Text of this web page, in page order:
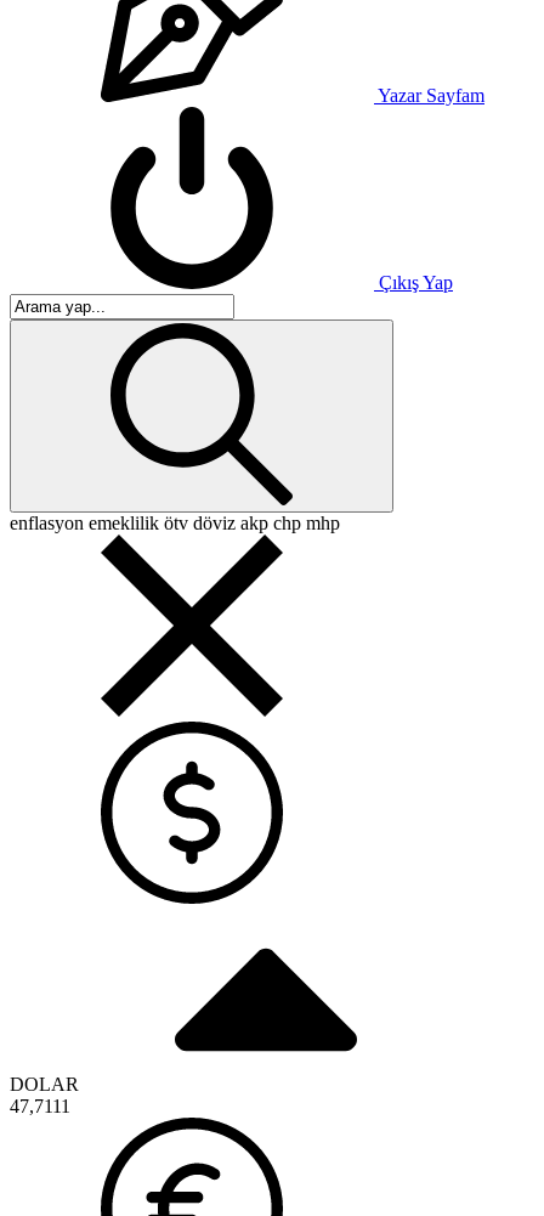
Yazar Sayfam
Çıkış Yap
enflasyon emeklilik ötv döviz akp chp mhp
DOLAR
47,7111